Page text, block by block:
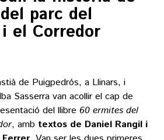
()
POLÍTICA
SOCIETAT
ECONOMIA
ESPORTS
FUTBOL
CULTURA
parc del
el Corredor
de Puigpedrós, a Llinars, i
Sasserra van acollir el cap de
del llibre 60 ermites del
, amb textos de Daniel Rangil i